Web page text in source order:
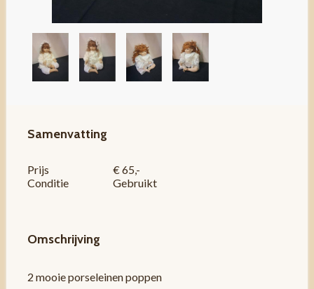
Samenvatting
Prijs
€ 65,-
Conditie
Gebruikt
Omschrijving
2 mooie porseleinen poppen